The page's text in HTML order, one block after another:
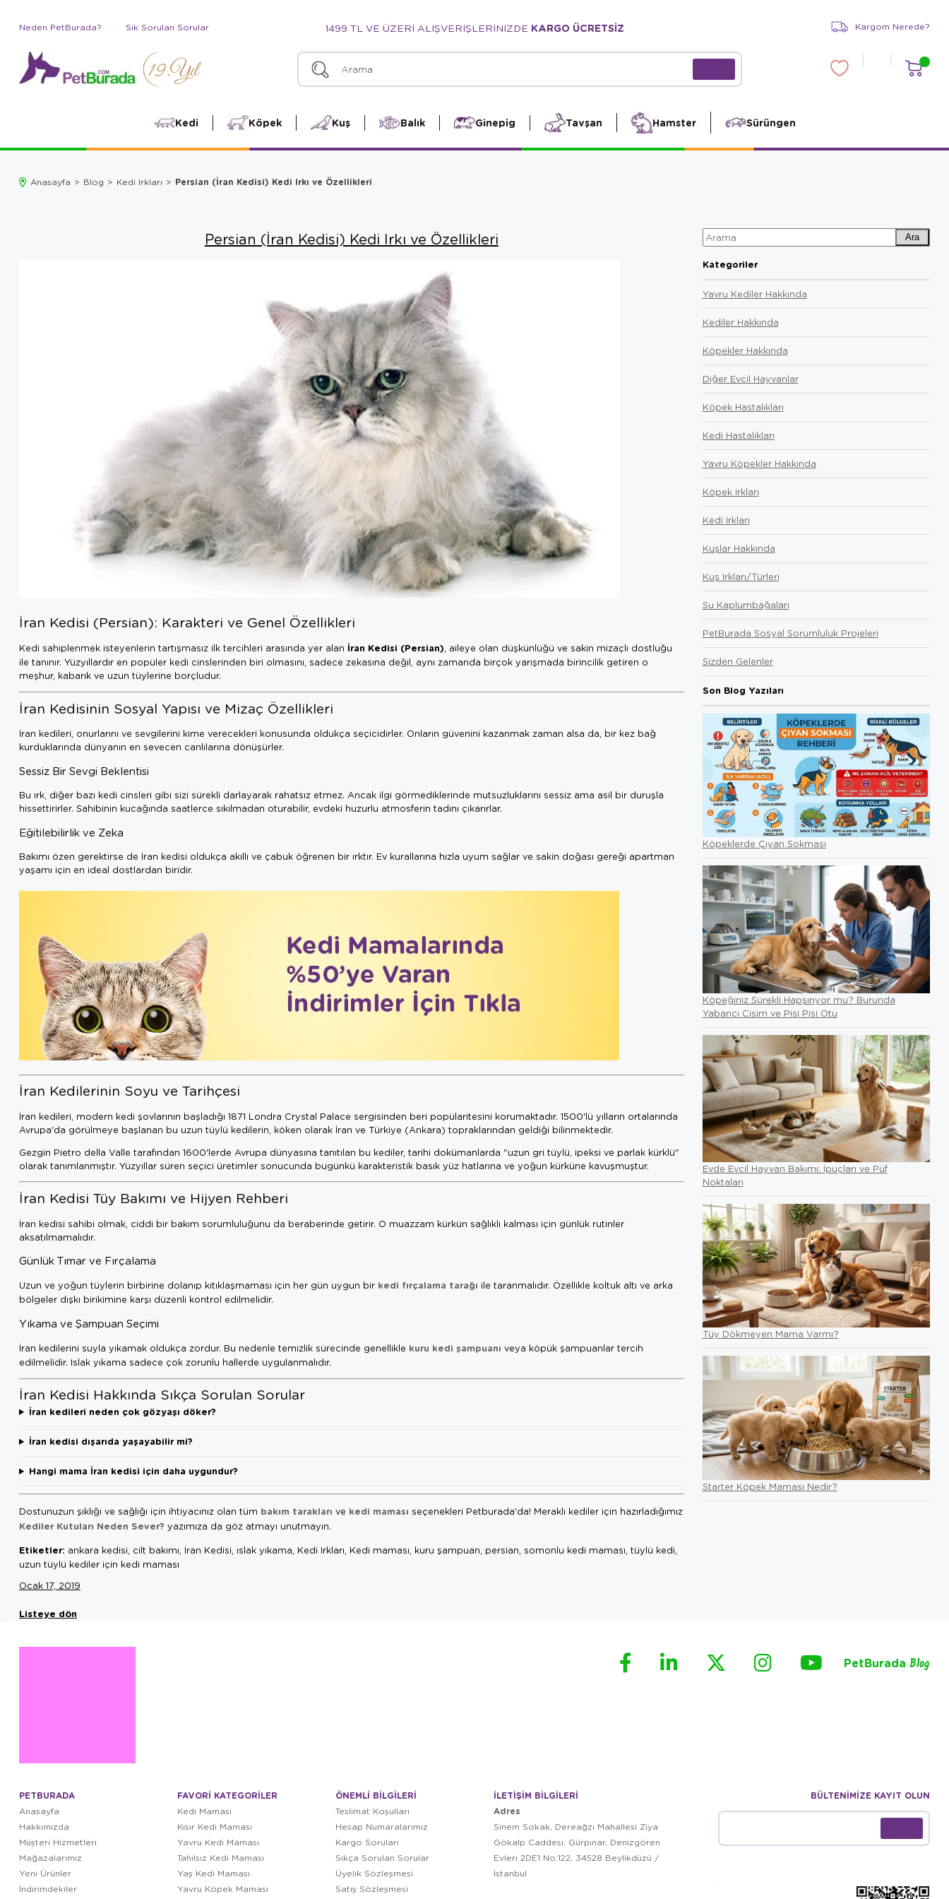
Neden PetBurada? Sık Sorulan Sorular 1499 TL VE ÜZERİ ALIŞVERİŞLERİNİZDE KARGO ÜCRETSİZ Kargom Nerede?
Kedi Köpek Kuş Balık Ginepig Tavşan Hamster Sürüngen
Anasayfa Blog Kedi Irkları Persian (İran Kedisi) Kedi Irkı ve Özellikleri
Persian (İran Kedisi) Kedi Irkı ve Özellikleri
İran Kedisi (Persian): Karakteri ve Genel Özellikleri
Kedi sahiplenmek isteyenlerin tartışmasız ilk tercihleri arasında yer alan İran Kedisi (Persian), aileye olan düşkünlüğü ve sakin mizaçlı dostluğu
ile tanınır. Yüzyıllardır en popüler kedi cinslerinden biri olmasını, sadece zekasına değil, aynı zamanda birçok yarışmada birincilik getiren o
meşhur, kabarık ve uzun tüylerine borçludur.
İran Kedisinin Sosyal Yapısı ve Mizaç Özellikleri
İran kedileri, onurlarını ve sevgilerini kime verecekleri konusunda oldukça seçicidirler. Onların güvenini kazanmak zaman alsa da, bir kez bağ
kurduklarında dünyanın en sevecen canlılarına dönüşürler.
Sessiz Bir Sevgi Beklentisi
Bu ırk, diğer bazı kedi cinsleri gibi sizi sürekli darlayarak rahatsız etmez. Ancak ilgi görmediklerinde mutsuzluklarını sessiz ama asil bir duruşla
hissettirirler. Sahibinin kucağında saatlerce sıkılmadan oturabilir, evdeki huzurlu atmosferin tadını çıkarırlar.
Eğitilebilirlik ve Zeka
Bakımı özen gerektirse de İran kedisi oldukça akıllı ve çabuk öğrenen bir ırktır. Ev kurallarına hızla uyum sağlar ve sakin doğası gereği apartman
yaşamı için en ideal dostlardan biridir.
İran Kedilerinin Soyu ve Tarihçesi
İran kedileri, modern kedi şovlarının başladığı 1871 Londra Crystal Palace sergisinden beri popülaritesini korumaktadır. 1500'lü yılların ortalarında
Avrupa'da görülmeye başlanan bu uzun tüylü kedilerin, köken olarak İran ve Türkiye (Ankara) topraklarından geldiği bilinmektedir.
Gezgin Pietro della Valle tarafından 1600'lerde Avrupa dünyasına tanıtılan bu kediler, tarihi dokümanlarda "uzun gri tüylü, ipeksi ve parlak kürklü"
olarak tanımlanmıştır. Yüzyıllar süren seçici üretimler sonucunda bugünkü karakteristik basık yüz hatlarına ve yoğun kürküne kavuşmuştur.
İran Kedisi Tüy Bakımı ve Hijyen Rehberi
İran kedisi sahibi olmak, ciddi bir bakım sorumluluğunu da beraberinde getirir. O muazzam kürkün sağlıklı kalması için günlük rutinler
aksatılmamalıdır.
Günlük Tımar ve Fırçalama
Uzun ve yoğun tüylerin birbirine dolanıp kıtıklaşmaması için her gün uygun bir kedi fırçalama tarağı ile taranmalıdır. Özellikle koltuk altı ve arka
bölgeler dışkı birikimine karşı düzenli kontrol edilmelidir.
Yıkama ve Şampuan Seçimi
İran kedilerini suyla yıkamak oldukça zordur. Bu nedenle temizlik sürecinde genellikle kuru kedi şampuanı veya köpük şampuanlar tercih
edilmelidir. Islak yıkama sadece çok zorunlu hallerde uygulanmalıdır.
İran Kedisi Hakkında Sıkça Sorulan Sorular
İran kedileri neden çok gözyaşı döker?
İran kedisi dışarıda yaşayabilir mi?
Hangi mama İran kedisi için daha uygundur?
Dostunuzun şıklığı ve sağlığı için ihtiyacınız olan tüm bakım tarakları ve kedi maması seçenekleri Petburada'da! Meraklı kediler için hazırladığımız
Kediler Kutuları Neden Sever? yazımıza da göz atmayı unutmayın.
Etiketler: ankara kedisi, cilt bakımı, İran Kedisi, ıslak yıkama, Kedi Irkları, Kedi maması, kuru şampuan, persian, somonlu kedi maması, tüylü kedi,
uzun tüylü kediler için kedi maması
Ocak 17, 2019
Listeye dön
Ara
Kategoriler
Yavru Kediler Hakkında
Kediler Hakkında
Köpekler Hakkında
Diğer Evcil Hayvanlar
Köpek Hastalıkları
Kedi Hastalıkları
Yavru Köpekler Hakkında
Köpek Irkları
Kedi Irkları
Kuşlar Hakkında
Kuş Irkları/Türleri
Su Kaplumbağaları
PetBurada Sosyal Sorumluluk Projeleri
Sizden Gelenler
Son Blog Yazıları
Köpeklerde Çıyan Sokması
Köpeğiniz Sürekli Hapşırıyor mu? Burunda
Yabancı Cisim ve Pisi Pisi Otu
Evde Evcil Hayvan Bakımı: İpuçları ve Püf
Noktaları
Tüy Dökmeyen Mama Varmı?
Starter Köpek Maması Nedir?
PetBurada Blog
PETBURADA
Anasayfa
Hakkımızda
Müşteri Hizmetleri
Mağazalarımız
Yeni Ürünler
İndirimdekiler
FAVORİ KATEGORİLER
Kedi Maması
Kısır Kedi Maması
Yavru Kedi Maması
Tahılsız Kedi Maması
Yaş Kedi Maması
Yavru Köpek Maması
ÖNEMLİ BİLGİLERİ
Teslimat Koşulları
Hesap Numaralarımız
Kargo Soruları
Sıkça Sorulan Sorular
Üyelik Sözleşmesi
Satış Sözleşmesi
İLETİŞİM BİLGİLERİ
Adres
Sinem Sokak, Dereağzı Mahallesi Ziya
Gökalp Caddesi, Gürpınar, Denizgören
Evleri 2DE1 No:122, 34528 Beylikdüzü /
İstanbul
BÜLTENİMİZE KAYIT OLUN